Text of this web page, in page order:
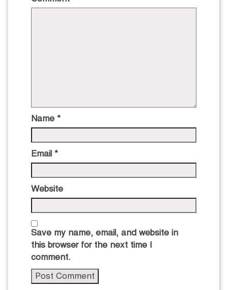
Name *
Email *
Website
Save my name, email, and website in
this browser for the next time I
comment.